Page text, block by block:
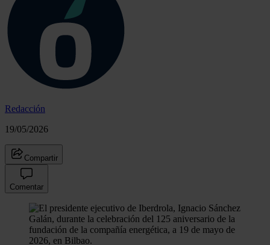
Redacción
19/05/2026
Compartir
Comentar